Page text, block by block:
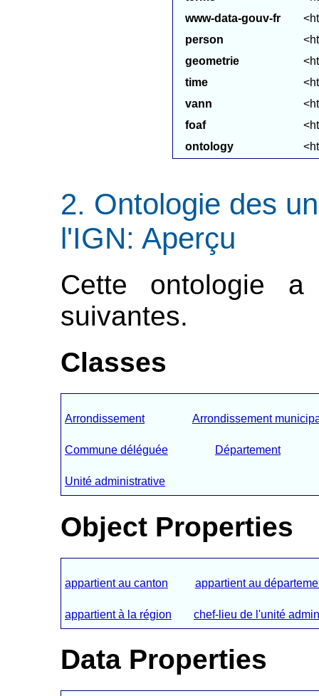
www-data-gouv-fr
person
geometrie
time
vann
foaf
ontology
Ontologie des
l'IGN: Aperçu
Cette ontologie
suivantes.
Classes
Arrondissement Arrondissement
Commune déléguée Département
Unité administrative
Object Properties
appartient au canton appartient au
appartient à la région chef-lieu de l'unité
Data Properties